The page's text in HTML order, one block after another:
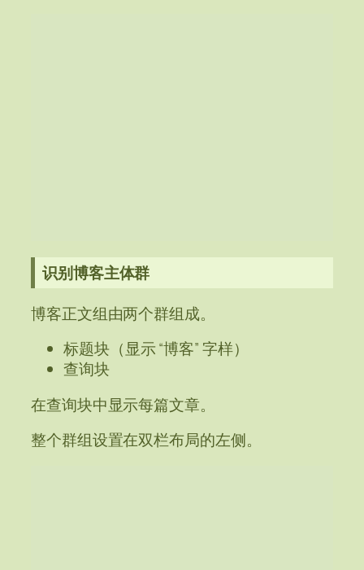
识别博客主体群
博客正文组由两个群组成。
标题块（显示 “博客” 字样）
查询块
在查询块中显示每篇文章。
整个群组设置在双栏布局的左侧。